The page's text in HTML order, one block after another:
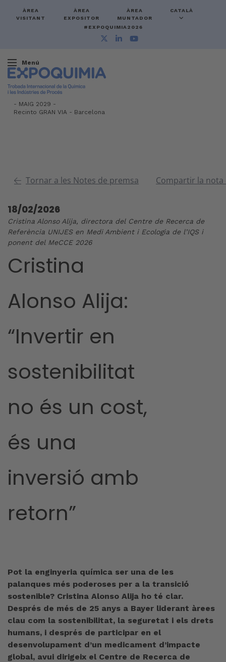
ÀREA
VISITANT
ÀREA
EXPOSITOR
ÀREA
MUNTADOR
CATALÀ
#EXPOQUIMIA2026
Menú
- MAIG 2029 -
Recinto GRAN VIA - Barcelona
Tornar a les Notes de premsa Compartir la nota
18/02/2026
Cristina Alonso Alija, directora del Centre de Recerca de
Referència UNIJES en Medi Ambient i Ecologia de l’IQS i
ponent del MeCCE 2026
Cristina
Alonso Alija:
“Invertir en
sostenibilitat
no és un cost,
és una
inversió amb
retorn”
Pot la enginyeria química ser una de les
palanques més poderoses per a la transició
sostenible? Cristina Alonso Alija ho té clar.
Després de més de 25 anys a Bayer liderant àrees
clau com la sostenibilitat, la seguretat i els drets
humans, i després de participar en el
desenvolupament d’un medicament d’impacte
global, avui dirigeix el Centre de Recerca de